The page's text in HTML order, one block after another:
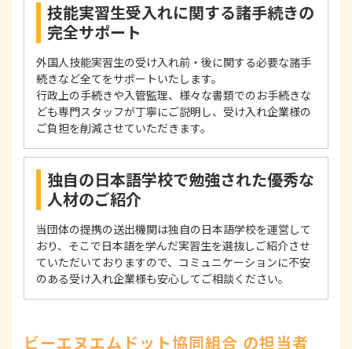
技能実習生受入れに関する諸手続きの
完全サポート
外国人技能実習生の受け入れ前・後に関する必要な諸手
続きなど全てをサポートいたします。
行政上の手続きや入管監理、様々な書類でのお手続きな
ども専門スタッフが丁寧にご説明し、受け入れ企業様の
ご負担を削減させていただきます。
独自の日本語学校で勉強された優秀な
人材のご紹介
当団体の提携の送出機関は独自の日本語学校を運営して
おり、そこで日本語を学んだ実習生を選抜しご紹介させ
ていただいておりますので、コミュニケーションに不安
のある受け入れ企業様も安心してご相談ください。
ビーエヌエムドット協同組合 の担当者